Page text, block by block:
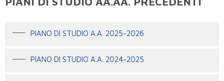
PIANO DI STUDIO A.A. 2025-2026
PIANO DI STUDIO A.A. 2024-2025